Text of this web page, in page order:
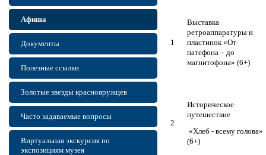
Афиша
Документы
Полезные ссылки
Золотые звезды краснояружцев
Часто задаваемые вопросы
Виртуальная экскурсия по
экспозициям музея
1
Выставка
ретроаппаратуры и
пластинок «От
патефона – до
магнитофона» (6+)
2
Историческое
путешествие
«Хлеб - всему голова»
(6+)